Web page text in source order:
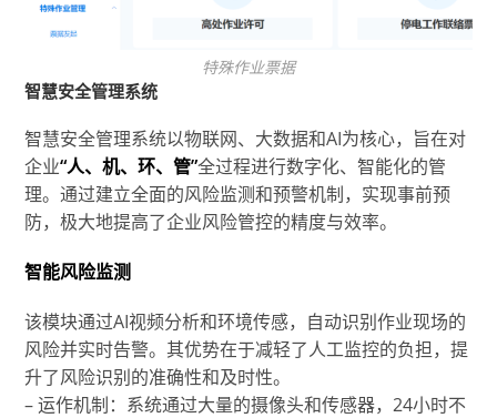
特殊作业票据
智慧安全管理系统
智慧安全管理系统以物联网、大数据和AI为核心，旨在对
企业“人、机、环、管”全过程进行数字化、智能化的管
理。通过建立全面的风险监测和预警机制，实现事前预
防，极大地提高了企业风险管控的精度与效率。
智能风险监测
该模块通过AI视频分析和环境传感，自动识别作业现场的
风险并实时告警。其优势在于减轻了人工监控的负担，提
升了风险识别的准确性和及时性。
– 运作机制：系统通过大量的摄像头和传感器，24小时不